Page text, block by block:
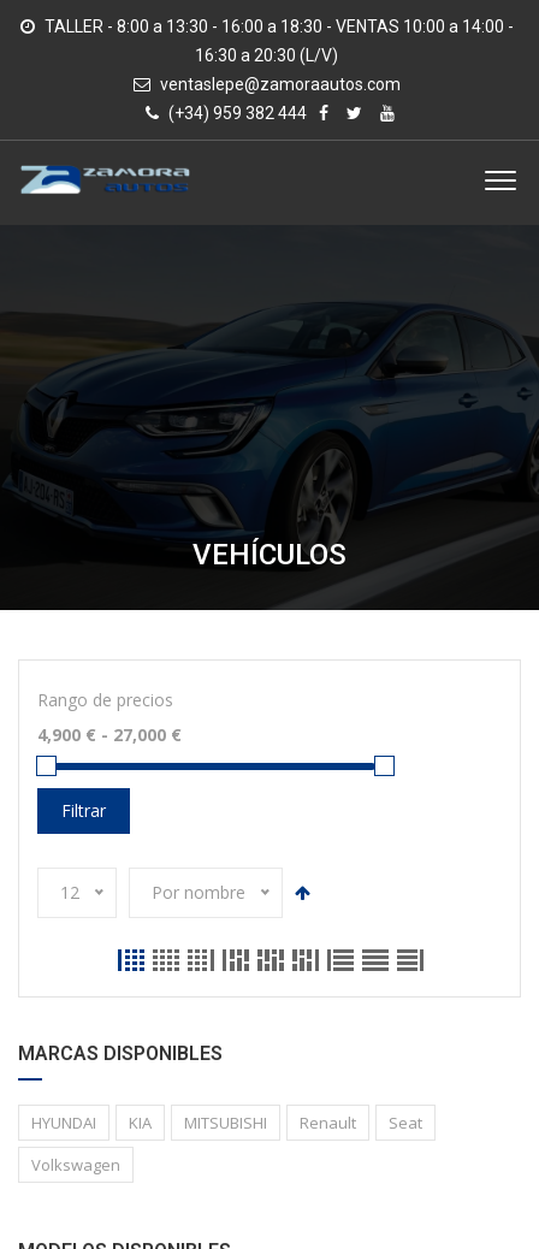
TALLER - 8:00 a 13:30 - 16:00 a 18:30 - VENTAS 10:00 a 14:00 -
16:30 a 20:30 (L/V)
ventaslepe@zamoraautos.com
(+34) 959 382 444
VEHÍCULOS
Rango de precios
Filtrar
12 Por nombre
MARCAS DISPONIBLES
HYUNDAI KIA MITSUBISHI Renault
Seat
Volkswagen